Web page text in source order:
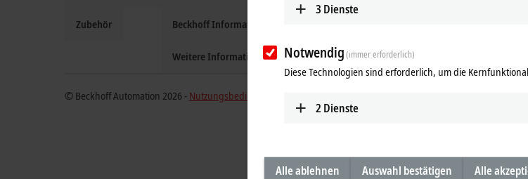
Zubehör Beckhoff Information System
Weitere Informationen
© Beckhoff Automation 2026 - Nutzungsbedingungen
3 Dienste
Notwendig(immer erforderlich)
Diese Technologien sind erforderlich, um die
2 Dienste
Alle ablehnen Auswahl bestätigen Alle